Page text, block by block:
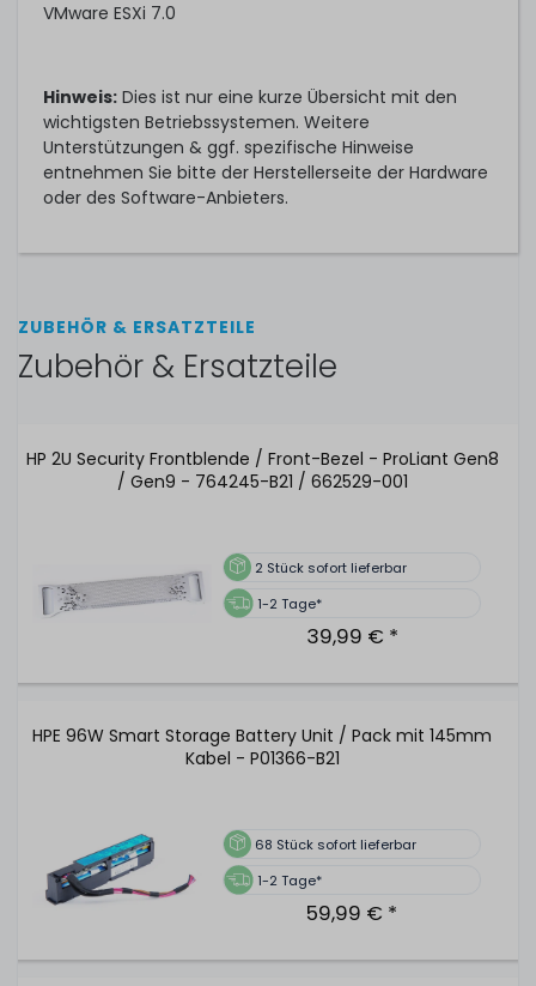
VMware ESXi 7.0
Hinweis: Dies ist nur eine kurze Übersicht mit den
wichtigsten Betriebssystemen. Weitere
Unterstützungen & ggf. spezifische Hinweise
entnehmen Sie bitte der Herstellerseite der Hardware
oder des Software-Anbieters.
ZUBEHÖR & ERSATZTEILE
Zubehör & Ersatzteile
HP 2U Security Frontblende / Front-Bezel - ProLiant Gen8
/ Gen9 - 764245-B21 / 662529-001
2 Stück sofort lieferbar
1-2 Tage*
39,99 € *
HPE 96W Smart Storage Battery Unit / Pack mit 145mm
Kabel - P01366-B21
68 Stück sofort lieferbar
1-2 Tage*
59,99 € *